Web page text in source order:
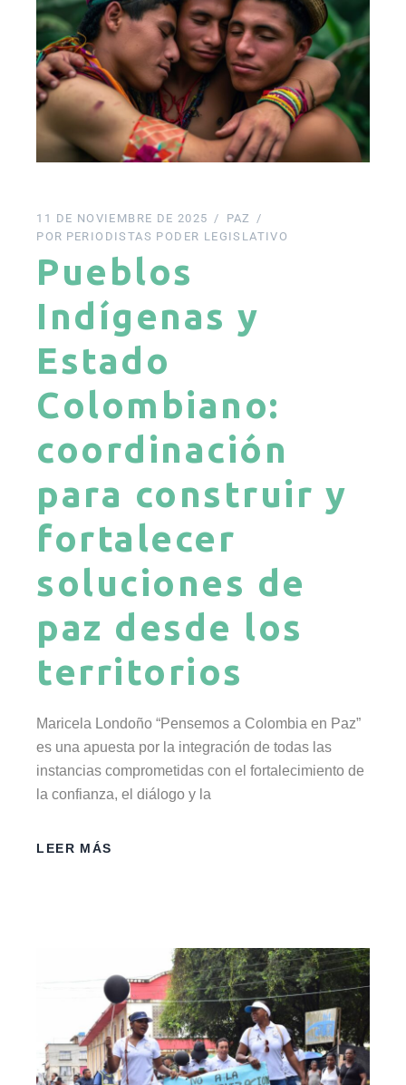
11 DE NOVIEMBRE DE 2025
PAZ
POR PERIODISTAS PODER LEGISLATIVO
Pueblos
Indígenas y
Estado
Colombiano:
coordinación
para construir y
fortalecer
soluciones de
paz desde los
territorios
Maricela Londoño “Pensemos a Colombia en Paz”
es una apuesta por la integración de todas las
instancias comprometidas con el fortalecimiento de
la confianza, el diálogo y la
LEER MÁS